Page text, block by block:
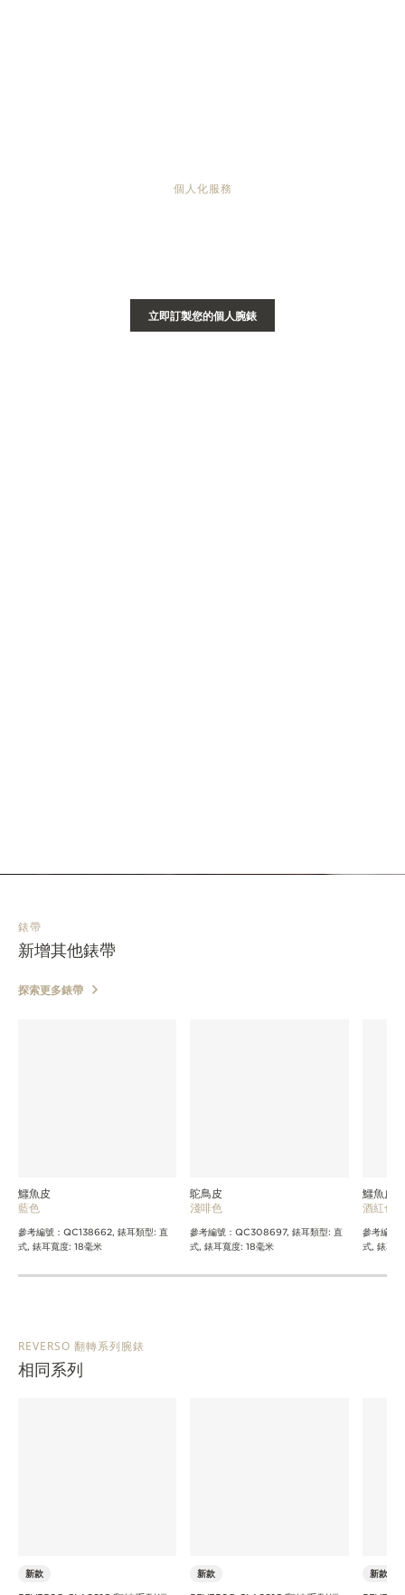
個人化服務
立即訂製您的個人腕錶
錶帶
新增其他錶帶
探索更多錶帶
鱷魚皮
藍色
參考編號：QC138662, 錶耳類型: 直
式, 錶耳寬度: 18毫米
鴕鳥皮
淺啡色
參考編號：QC308697, 錶耳類型: 直
式, 錶耳寬度: 18毫米
鱷魚皮
酒紅色
參考編號
式, 錶耳
REVERSO 翻轉系列腕錶
相同系列
新款 新款 新款